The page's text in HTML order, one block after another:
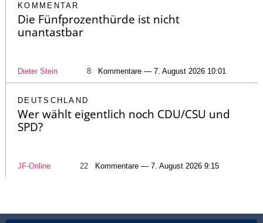
KOMMENTAR
Die Fünfprozenthürde ist nicht
unantastbar
Dieter Stein 8 Kommentare — 7. August 2026 10:01
DEUTSCHLAND
Wer wählt eigentlich noch CDU/CSU und
SPD?
JF-Online 22 Kommentare — 7. August 2026 9:15